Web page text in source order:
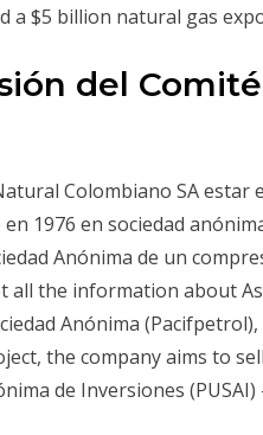
a $5 billion natural gas
del
Colombiano SA estar
1976 en sociedad
Anónima de un
all the information about
Anónima
the company aims to
de Inversiones (PUSAI)